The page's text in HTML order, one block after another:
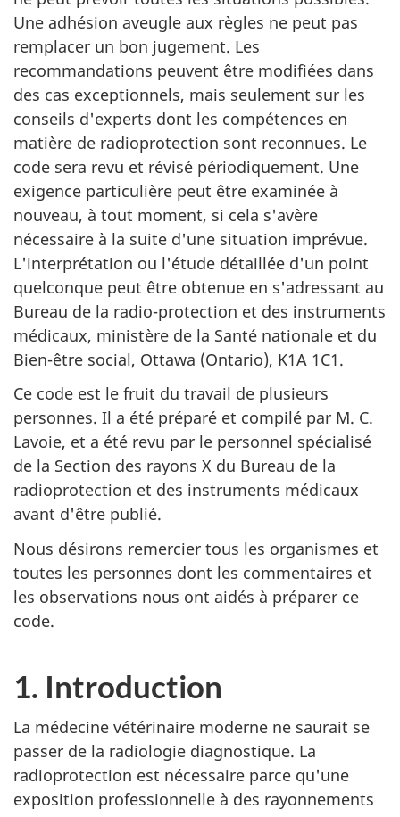
Une adhésion aveugle aux règles ne peut pas
remplacer un bon jugement. Les
recommandations peuvent être modifiées dans
des cas exceptionnels, mais seulement sur les
conseils d'experts dont les compétences en
matière de radioprotection sont reconnues. Le
code sera revu et révisé périodiquement. Une
exigence particulière peut être examinée à
nouveau, à tout moment, si cela s'avère
nécessaire à la suite d'une situation imprévue.
L'interprétation ou l'étude détaillée d'un point
quelconque peut être obtenue en s'adressant au
Bureau de la radio-protection et des instruments
médicaux, ministère de la Santé nationale et du
Bien-être social, Ottawa (Ontario), K1A 1C1.
Ce code est le fruit du travail de plusieurs
personnes. Il a été préparé et compilé par M. C.
Lavoie, et a été revu par le personnel spécialisé
de la Section des rayons X du Bureau de la
radioprotection et des instruments médicaux
avant d'être publié.
Nous désirons remercier tous les organismes et
toutes les personnes dont les commentaires et
les observations nous ont aidés à préparer ce
code.
1. Introduction
La médecine vétérinaire moderne ne saurait se
passer de la radiologie diagnostique. La
radioprotection est nécessaire parce qu'une
exposition professionnelle à des rayonnements